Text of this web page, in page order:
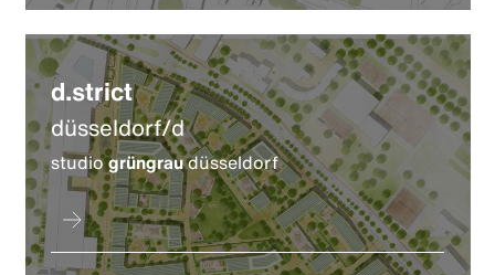
d.strict
düsseldorf/d
studiogrüngraudüsseldorf